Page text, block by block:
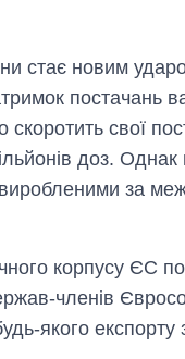
стає новим
постачань
свої
доз. Однак
за
корпусу ЄС
членів
якого експорту